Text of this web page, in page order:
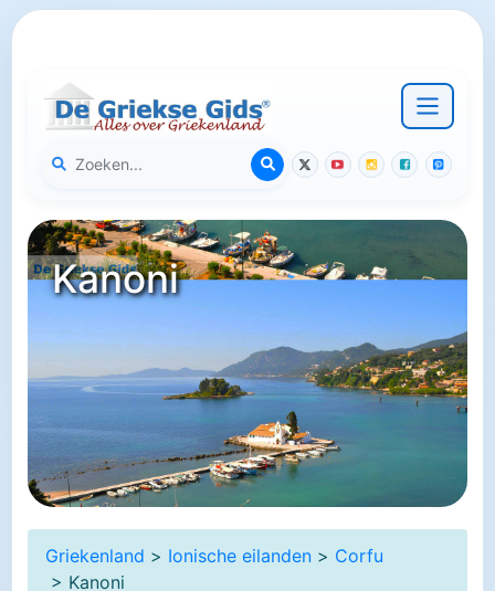
Kanoni
Griekenland > Ionische eilanden > Corfu
> Kanoni